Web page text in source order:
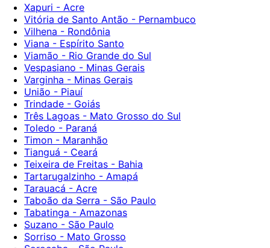
Xapuri - Acre
Vitória de Santo Antão - Pernambuco
Vilhena - Rondônia
Viana - Espírito Santo
Viamão - Rio Grande do Sul
Vespasiano - Minas Gerais
Varginha - Minas Gerais
União - Piauí
Trindade - Goiás
Três Lagoas - Mato Grosso do Sul
Toledo - Paraná
Timon - Maranhão
Tianguá - Ceará
Teixeira de Freitas - Bahia
Tartarugalzinho - Amapá
Tarauacá - Acre
Taboão da Serra - São Paulo
Tabatinga - Amazonas
Suzano - São Paulo
Sorriso - Mato Grosso